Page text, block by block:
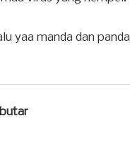
yaa manda dan panda